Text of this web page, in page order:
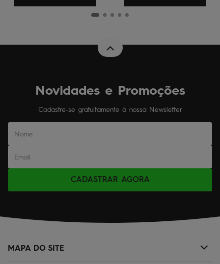
Novidades e Promoções
Cadastre-se gratuitamente à nossa Newsletter
CADASTRAR AGORA
MAPA DO SITE